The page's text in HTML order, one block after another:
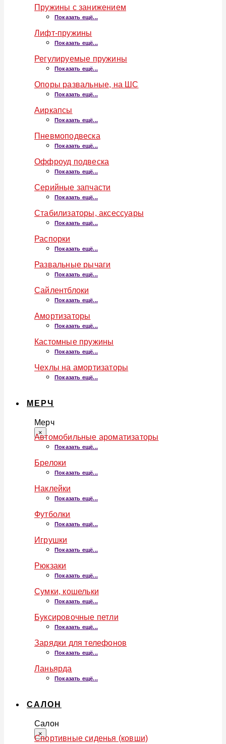
Пружины с занижением
Показать ещё...
Лифт-пружины
Показать ещё...
Регулируемые пружины
Показать ещё...
Опоры развальные, на ШС
Показать ещё...
Аиркапсы
Показать ещё...
Пневмоподвеска
Показать ещё...
Оффроуд подвеска
Показать ещё...
Серийные запчасти
Показать ещё...
Стабилизаторы, аксессуары
Показать ещё...
Распорки
Показать ещё...
Развальные рычаги
Показать ещё...
Сайлентблоки
Показать ещё...
Амортизаторы
Показать ещё...
Кастомные пружины
Показать ещё...
Чехлы на амортизаторы
Показать ещё...
МЕРЧ
Мерч
×
Автомобильные ароматизаторы
Показать ещё...
Брелоки
Показать ещё...
Наклейки
Показать ещё...
Футболки
Показать ещё...
Игрушки
Показать ещё...
Рюкзаки
Показать ещё...
Сумки, кошельки
Показать ещё...
Буксировочные петли
Показать ещё...
Зарядки для телефонов
Показать ещё...
Ланьярда
Показать ещё...
САЛОН
Салон
×
Спортивные сиденья (ковши)